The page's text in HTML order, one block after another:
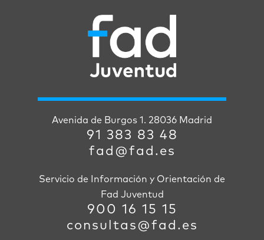
Avenida de Burgos 1. 28036 Madrid
91 383 83 48
fad@fad.es
Servicio de Información y Orientación de
Fad Juventud
900 16 15 15
consultas@fad.es